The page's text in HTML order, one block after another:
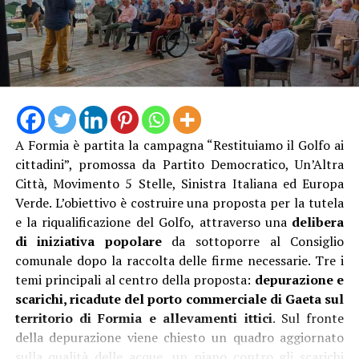
A Formia è partita la campagna “Restituiamo il Golfo ai
cittadini”, promossa da Partito Democratico, Un’Altra
Città, Movimento 5 Stelle, Sinistra Italiana ed Europa
Verde. L’obiettivo è costruire una proposta per la tutela
e la riqualificazione del Golfo, attraverso una delibera
di iniziativa popolareda sottoporre al Consiglio
comunale dopo la raccolta delle firme necessarie. Tre i
temi principali al centro della proposta: depurazione e
scarichi, ricadute del porto commerciale di Gaeta sul
territorio di Formia e allevamenti ittici. Sul fronte
della depurazione viene chiesto un quadro aggiornato